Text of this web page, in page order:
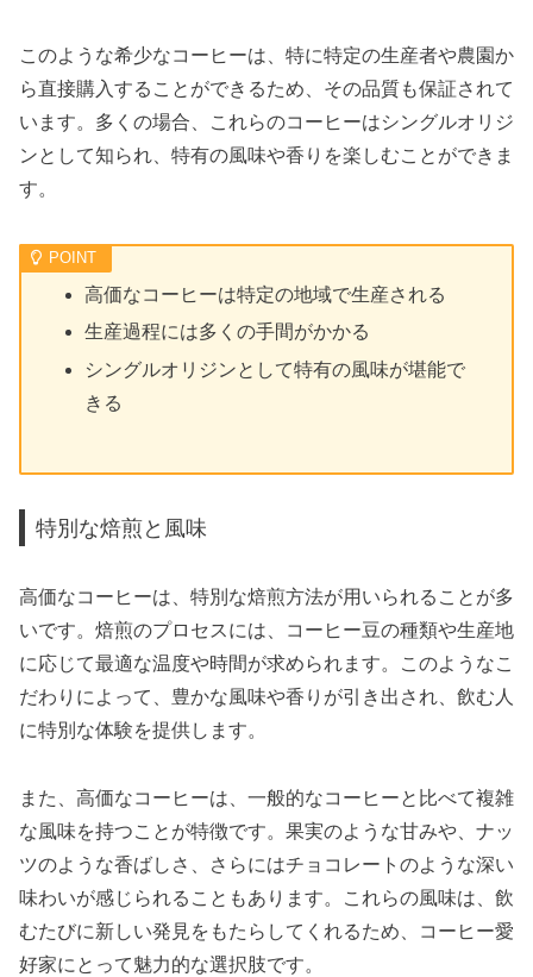
このような希少なコーヒーは、特に特定の生産者や農園か
ら直接購入することができるため、その品質も保証されて
います。多くの場合、これらのコーヒーはシングルオリジ
ンとして知られ、特有の風味や香りを楽しむことができま
す。
高価なコーヒーは特定の地域で生産される
生産過程には多くの手間がかかる
シングルオリジンとして特有の風味が堪能で
きる
特別な焙煎と風味
高価なコーヒーは、特別な焙煎方法が用いられることが多
いです。焙煎のプロセスには、コーヒー豆の種類や生産地
に応じて最適な温度や時間が求められます。このようなこ
だわりによって、豊かな風味や香りが引き出され、飲む人
に特別な体験を提供します。
また、高価なコーヒーは、一般的なコーヒーと比べて複雑
な風味を持つことが特徴です。果実のような甘みや、ナッ
ツのような香ばしさ、さらにはチョコレートのような深い
味わいが感じられることもあります。これらの風味は、飲
むたびに新しい発見をもたらしてくれるため、コーヒー愛
好家にとって魅力的な選択肢です。